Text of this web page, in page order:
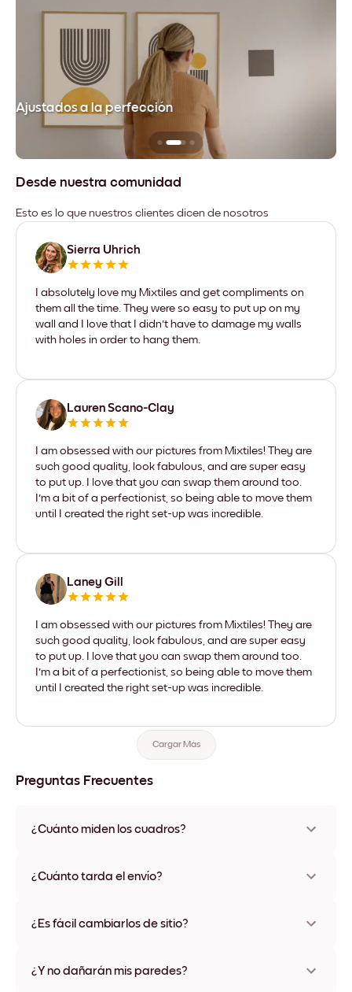
Ajustados a la perfección
Desde nuestra comunidad
Esto es lo que nuestros clientes dicen de nosotros
Sierra Uhrich
I absolutely love my Mixtiles and get compliments on
them all the time. They were so easy to put up on my
wall and I love that I didn't have to damage my walls
with holes in order to hang them.
Lauren Scano-Clay
I am obsessed with our pictures from Mixtiles! They are
such good quality, look fabulous, and are super easy
to put up. I love that you can swap them around too.
I'm a bit of a perfectionist, so being able to move them
until I created the right set-up was incredible.
Laney Gill
I am obsessed with our pictures from Mixtiles! They are
such good quality, look fabulous, and are super easy
to put up. I love that you can swap them around too.
I'm a bit of a perfectionist, so being able to move them
until I created the right set-up was incredible.
Cargar Más
Preguntas Frecuentes
¿Cuánto miden los cuadros?
varios materiales y colores de marco, incluidas opciones sin
¿Cuánto tarda el envío?
disponibles en algunos países. Te enviaremos un número de
¿Es fácil cambiarlos de sitio?
ningún daño
¿Y no dañarán mis paredes?